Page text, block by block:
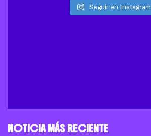
Seguir en Instagram
NOTICIA MÁS RECIENTE